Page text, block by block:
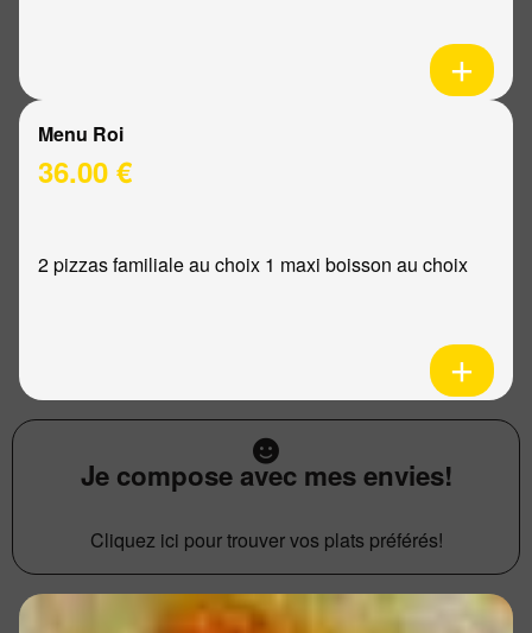
Menu Roi
36.00 €
2 pizzas familiale au choix 1 maxi boisson au choix
Je compose avec mes envies!
Cliquez ici pour trouver vos plats préférés!